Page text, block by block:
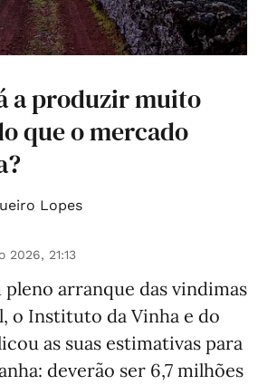
a produzir muito
que o mercado
Lopes
2026, 21:13
pleno arranque das vindimas
o Instituto da Vinha e do
as suas estimativas para
deverão ser 6,7 milhões